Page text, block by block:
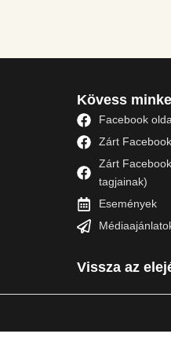
Kövess
Facebook
Zárt
Zárt
tagjainak)
Események
Vissza az